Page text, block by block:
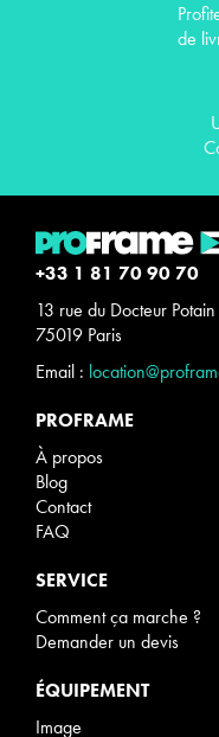
de
+33 1 81 70 90 70
13 rue du Docteur Potain
75019 Paris
Email :
PROFRAME
À propos
Blog
Contact
FAQ
SERVICE
Comment ça marche ?
Demander un devis
ÉQUIPEMENT
Image